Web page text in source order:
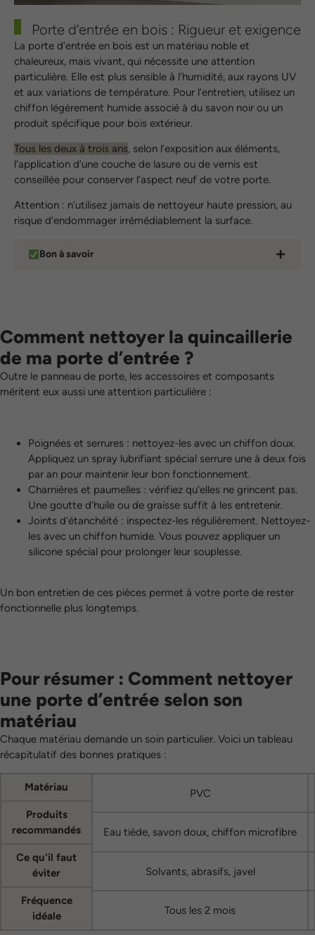
Porte d’entrée en bois : Rigueur et exigence
La porte d’entrée en bois est un matériau noble et
chaleureux, mais vivant, qui nécessite une attention
particulière. Elle est plus sensible à l’humidité, aux rayons UV
et aux variations de température. Pour l’entretien, utilisez un
chiffon légèrement humide associé à du savon noir ou un
produit spécifique pour bois extérieur.
Tous les deux à trois ans, selon l’exposition aux éléments,
l’application d’une couche de lasure ou de vernis est
conseillée pour conserver l’aspect neuf de votre porte.
Attention : n’utilisez jamais de nettoyeur haute pression, au
risque d’endommager irrémédiablement la surface.
Bon à savoir
Comment nettoyer la quincaillerie
de ma porte d’entrée ?
Outre le panneau de porte, les accessoires et composants
méritent eux aussi une attention particulière :
Poignées et serrures : nettoyez-les avec un chiffon doux.
Appliquez un spray lubrifiant spécial serrure une à deux fois
par an pour maintenir leur bon fonctionnement.
Charnières et paumelles : vérifiez qu’elles ne grincent pas.
Une goutte d’huile ou de graisse suffit à les entretenir.
Joints d’étanchéité : inspectez-les régulièrement. Nettoyez-
les avec un chiffon humide. Vous pouvez appliquer un
silicone spécial pour prolonger leur souplesse.
Un bon entretien de ces pièces permet à votre porte de rester
fonctionnelle plus longtemps.
Pour résumer : Comment nettoyer
une porte d’entrée selon son
matériau
Chaque matériau demande un soin particulier. Voici un tableau
récapitulatif des bonnes pratiques :
Matériau
Produits
recommandés
Ce qu'il faut
éviter
Fréquence
idéale
PVC
Eau tiède, savon doux, chiffon microfibre
Solvants, abrasifs, javel
Tous les 2 mois